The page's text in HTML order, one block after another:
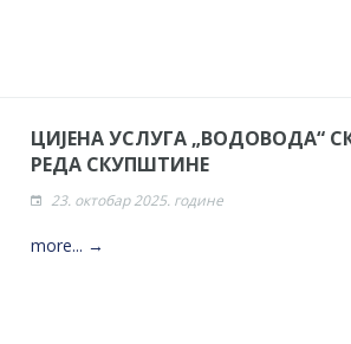
ЦИЈЕНА УСЛУГА „ВОДОВОДА“
РЕДА СКУПШТИНЕ
23. октобар 2025. године
more... →